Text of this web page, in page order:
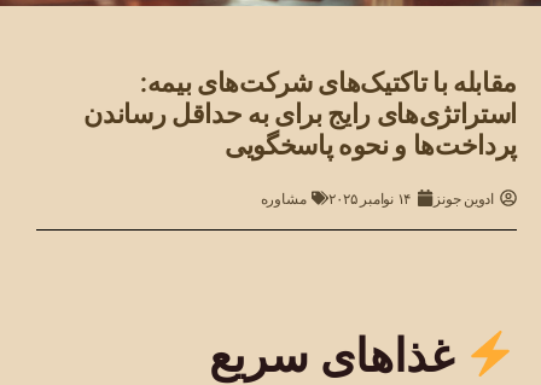
مقابله با تاکتیک‌های شرکت‌های بیمه:
استراتژی‌های رایج برای به حداقل رساندن
پرداخت‌ها و نحوه پاسخگویی
ادوین جونز ۱۴ نوامبر ۲۰۲۵ مشاوره
غذاهای سریع